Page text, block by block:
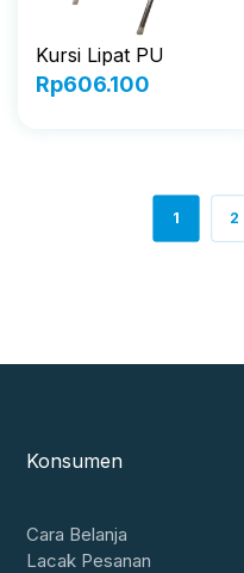
Kursi Lipat PU
Rp606.100
1 2
Konsumen
Cara Belanja
Lacak Pesanan